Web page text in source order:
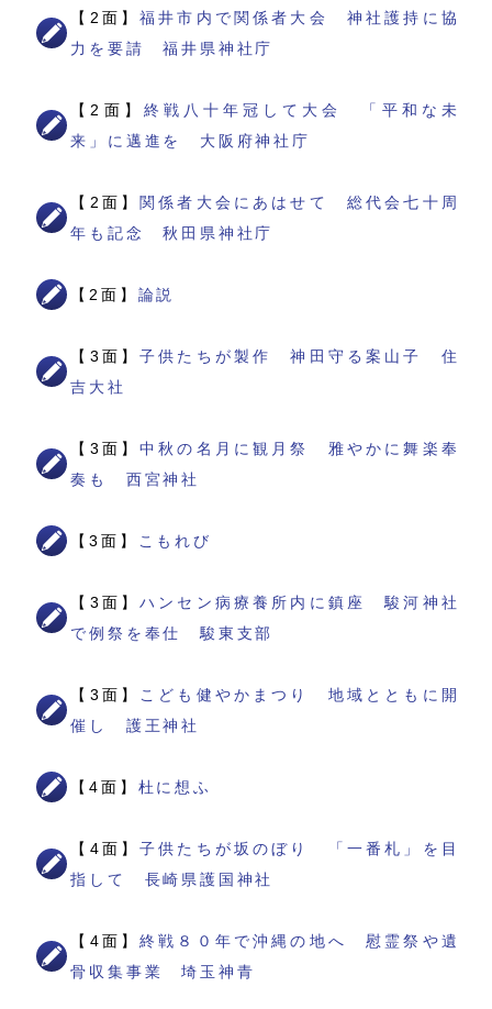
【2面】福井市内で関係者大会 神社護持に協
力を要請 福井県神社庁
【2面】 終戦八十年冠して大会 「平和な未
来」に邁進を 大阪府神社庁
【2面】 関係者大会にあはせて 総代会七十周
年も記念 秋田県神社庁
【2面】 論説
【3面】子供たちが製作 神田守る案山子 住
吉大社
【3面】中秋の名月に観月祭 雅やかに舞楽奉
奏も 西宮神社
【3面】 こもれび
【3面】ハンセン病療養所内に鎮座 駿河神社
で例祭を奉仕 駿東支部
【3面】
こども健やかまつり 地域とともに開
催し 護王神社
【4面】 杜に想ふ
【4面】子供たちが坂のぼり 「一番札」を目
指して 長崎県護国神社
【4面】終戦８０年で沖縄の地へ 慰霊祭や遺
骨収集事業 埼玉神青